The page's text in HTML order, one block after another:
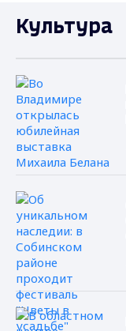
Культура